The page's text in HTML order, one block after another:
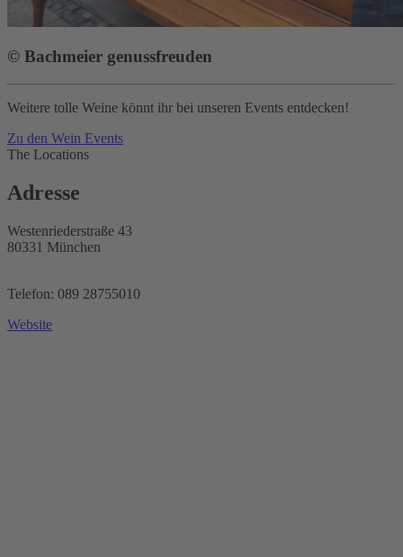
© Bachmeier genussfreuden
Weitere tolle Weine könnt ihr bei unseren Events entdecken!
Zu den Wein Events
The Locations
Adresse
Westenriederstraße 43
80331 München
Telefon: 089 28755010
Website